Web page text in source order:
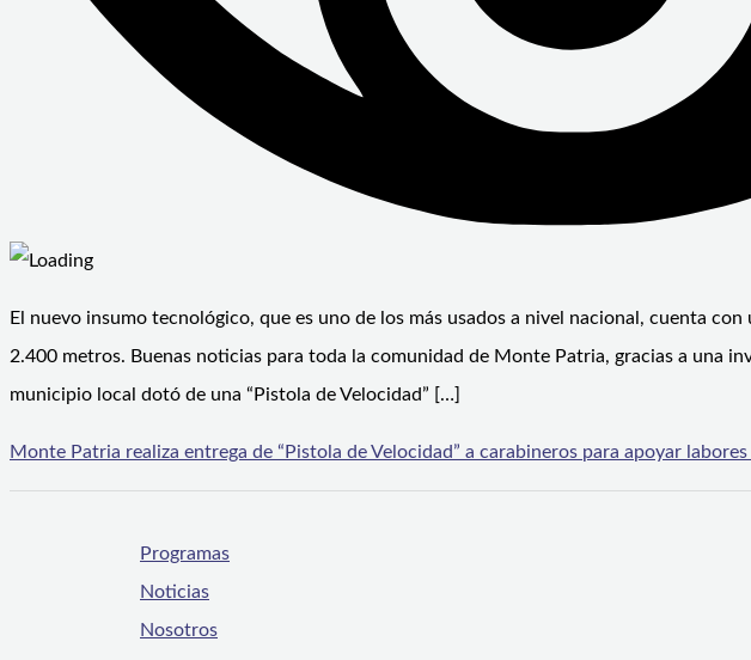
El nuevo insumo tecnológico, que es uno de los más usados a nivel nacional, cuenta
2.400 metros. Buenas noticias para toda la comunidad de Monte Patria, gracias a una
municipio local dotó de una “Pistola de Velocidad” […]
Monte Patria realiza entrega de “Pistola de Velocidad” a carabineros para apoyar labores
Programas
Noticias
Nosotros